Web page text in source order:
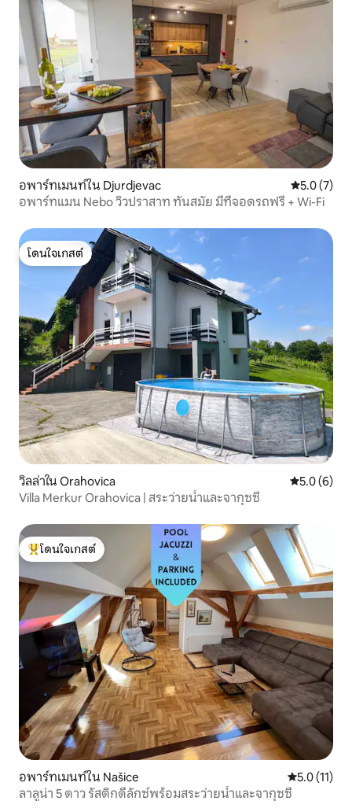
อพาร์ทเมนท์ใน Djurdjevac คะแนนเฉลี่
5.0 (7)
อพาร์ทแมน Nebo วิวปราสาท ทันสมัย มีที่จอดรถฟรี + Wi-Fi
โดนใจเกสต์
โดนใจเกสต์
วิลล่าใน Orahovica คะแนนเฉลี่
5.0 (6)
Villa Merkur Orahovica | สระว่ายน้ำและจากุซซี่
โดนใจเกสต์ที่สุด
โดนใจเกสต์
อพาร์ทเมนท์ใน Našice คะแนนเฉลี่ย
5.0 (11)
ลาลูน่า 5 ดาว รัสติกดีลักซ์พร้อมสระว่ายน้ำและจากุซซี่